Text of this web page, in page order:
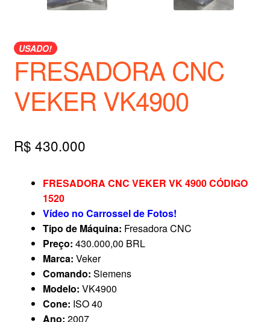
USADO!
FRESADORA CNC
VEKER VK4900
R$ 430.000
FRESADORA CNC VEKER VK 4900 CÓDIGO
1520
Vídeo no Carrossel de Fotos!
Tipo de Máquina: Fresadora CNC
Preço: 430.000,00 BRL
Marca: Veker
Comando: Siemens
Modelo: VK4900
Cone: ISO 40
Ano: 2007